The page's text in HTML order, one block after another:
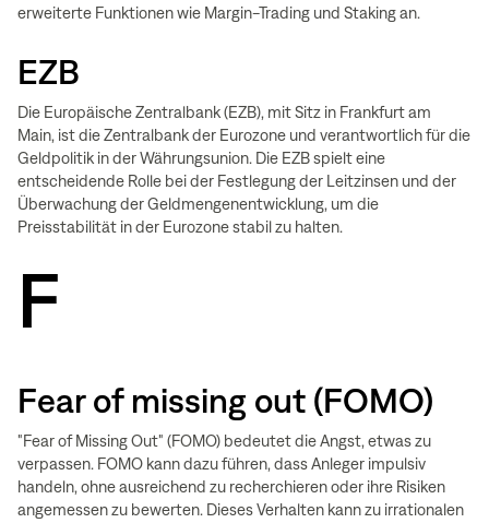
erweiterte Funktionen wie Margin-Trading und Staking an.
EZB
Die Europäische Zentralbank (EZB), mit Sitz in Frankfurt am
Main, ist die Zentralbank der Eurozone und verantwortlich für die
Geldpolitik in der Währungsunion. Die EZB spielt eine
entscheidende Rolle bei der Festlegung der Leitzinsen und der
Überwachung der Geldmengenentwicklung, um die
Preisstabilität in der Eurozone stabil zu halten.
F
Fear of missing out (FOMO)
"Fear of Missing Out" (FOMO) bedeutet die Angst, etwas zu
verpassen. FOMO kann dazu führen, dass Anleger impulsiv
handeln, ohne ausreichend zu recherchieren oder ihre Risiken
angemessen zu bewerten. Dieses Verhalten kann zu irrationalen